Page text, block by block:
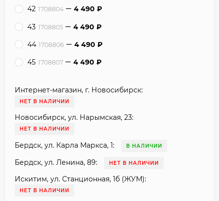
42 1708804 4 490 ₽
43 1708805 4 490 ₽
44 1708806 4 490 ₽
45 1708807 4 490 ₽
Интернет-магазин, г. Новосибирск:
НЕТ В НАЛИЧИИ
Новосибирск, ул. Нарымская, 23:
НЕТ В НАЛИЧИИ
Бердск, ул. Карла Маркса, 1: В НАЛИЧИИ
Бердск, ул. Ленина, 89: НЕТ В НАЛИЧИИ
Искитим, ул. Станционная, 1б (ЖУМ):
НЕТ В НАЛИЧИИ